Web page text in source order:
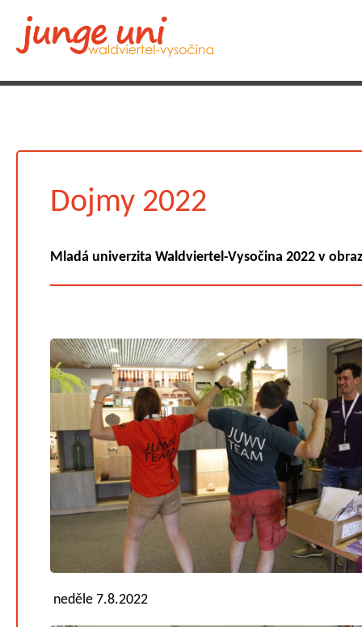
Dojmy 2022
Mladá univerzita Waldviertel-Vysočina 2022 v
neděle 7.8.2022